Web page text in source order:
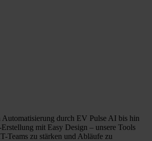
Automatisierung durch EV Pulse AI bis hin
mit Easy Design – unsere Tools
Teams zu stärken und Abläufe zu